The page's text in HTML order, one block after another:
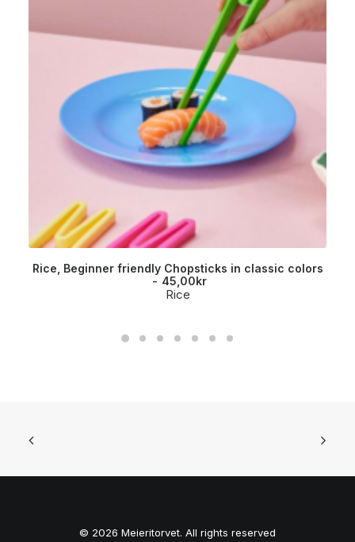
Rice, Beginner friendly Chopsticks in classic colors
45,00kr
Rice
© 2026 Meieritorvet. All rights reserved